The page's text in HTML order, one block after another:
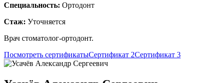
Специальность: Ортодонт
Стаж: Уточняется
Врач стоматолог-ортодонт.
Посмотреть сертификатыСертификат 2Сертификат 3